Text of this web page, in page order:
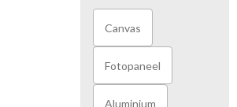
Canvas
Fotopaneel
Aluminium